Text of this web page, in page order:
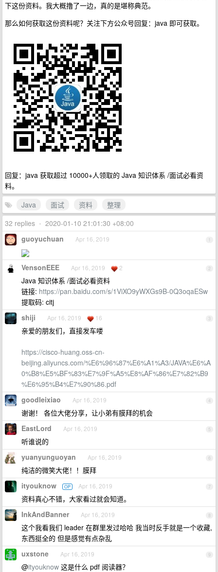
下这份资料。我大概撸了一边，真的是堪称典范。
那么如何获取这份资料呢？关注下方公众号回复：java 即可获取。
回复：java 获取超过 10000+人领取的 Java 知识体系 /面试必看资
料。
Java
面试 资料
整理
32 replies • 2020-01-10 21:01:30 +08:00
1
guoyuchuan Apr 16, 2019
2
VensonEEE Apr 16, 2019 2
Java 知识体系 /面试必看资料
链接: https://pan.baidu.com/s/1ViXO9yWXGs9B-0Q3oqaESw
提取码: citj
3
shiji Apr 16, 2019 16
亲爱的朋友们，直接发车喽
https://cisco-huang.oss-cn-
beijing.aliyuncs.com/%E6%96%87%E6%A1%A3/JAVA%E6%A
0%B8%E5%BF%83%E7%9F%A5%E8%AF%86%E7%82%B9
%E6%95%B4%E7%90%86.pdf
4
goodleixiao Apr 16, 2019
谢谢！ 各位大佬分享，让小弟有膜拜的机会
5
EastLord Apr 16, 2019
听谁说的
6
yuanyunguoyan Apr 16, 2019
纯洁的微笑大佬！！膜拜
7
ityouknow OP Apr 16, 2019
资料真心不错，大家看过就会知道。
8
InkAndBanner Apr 16, 2019
这个我看我们 leader 在群里发过哈哈 我当时反手就是一个收藏,
东西挺全的 但是感觉有点杂乱
9
uxstone Apr 16, 2019
@ityouknow 这是什么 pdf 阅读器？